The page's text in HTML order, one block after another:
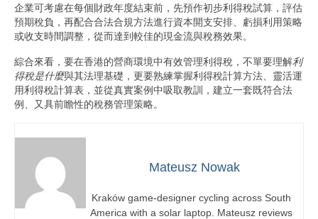
企業可考慮在每個財政年度結束前，先預作初步利得稅試算，評估
預期稅負，再配合合法合規方法進行資本開支安排、虧損利用策略
或收支時間調整，從而達到較佳的現金流與稅務效果。
綜合來看，要在香港的營商環境中有效管理利得稅，不單要理解利
得稅是什麼與其法理基礎，更要熟練掌握利得稅計算方法、靈活運
用利得稅計算表，並從真實案例中吸取教訓，建立一套既符合法
例、又具前瞻性的稅務管理策略。
Mateusz Nowak
Kraków game-designer cycling across South
America with a solar laptop. Mateusz reviews